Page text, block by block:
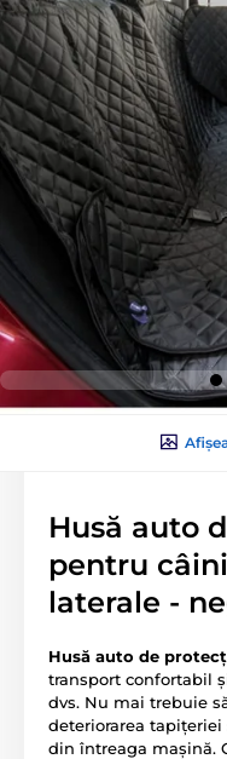
Husă auto
pentru
laterale -
Husă auto de
transport confortabil
dvs. Nu mai trebuie
deteriorarea
din întreaga mașină.